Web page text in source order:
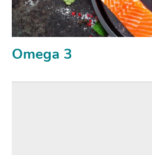
Omega 3